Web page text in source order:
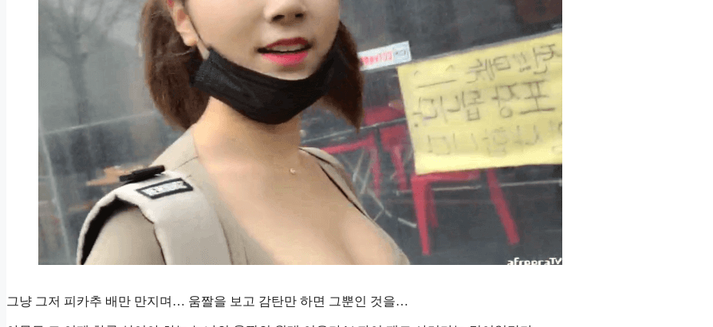
그냥 그저 피카추 배만 만지며… 움짤을 보고 감탄만 하면 그뿐인 것을…